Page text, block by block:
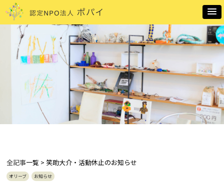
全記事一覧 > 笑助大介・活動休止のお知らせ
オリーブ お知らせ